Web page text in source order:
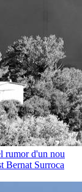
rumor d'un nou
Bernat Surroca